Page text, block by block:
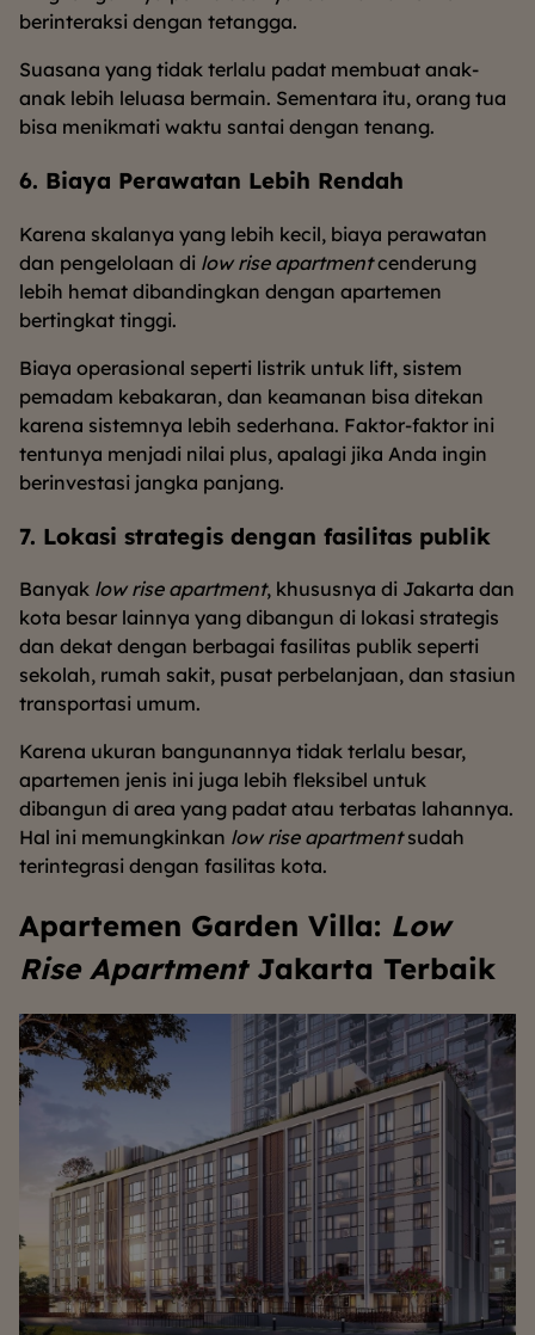
berinteraksi dengan tetangga.
Suasana yang tidak terlalu padat membuat anak-
anak lebih leluasa bermain. Sementara itu, orang tua
bisa menikmati waktu santai dengan tenang.
6. Biaya Perawatan Lebih Rendah
Karena skalanya yang lebih kecil, biaya perawatan
dan pengelolaan di low rise apartmentcenderung
lebih hemat dibandingkan dengan apartemen
bertingkat tinggi.
Biaya operasional seperti listrik untuk lift, sistem
pemadam kebakaran, dan keamanan bisa ditekan
karena sistemnya lebih sederhana. Faktor-faktor ini
tentunya menjadi nilai plus, apalagi jika Anda ingin
berinvestasi jangka panjang.
7. Lokasi strategis dengan fasilitas publik
Banyak low rise apartment, khususnya di Jakarta dan
kota besar lainnya yang dibangun di lokasi strategis
dan dekat dengan berbagai fasilitas publik seperti
sekolah, rumah sakit, pusat perbelanjaan, dan stasiun
transportasi umum.
Karena ukuran bangunannya tidak terlalu besar,
apartemen jenis ini juga lebih fleksibel untuk
dibangun di area yang padat atau terbatas lahannya.
Hal ini memungkinkan low rise apartmentsudah
terintegrasi dengan fasilitas kota.
Apartemen Garden Villa: Low
Rise ApartmentJakarta Terbaik